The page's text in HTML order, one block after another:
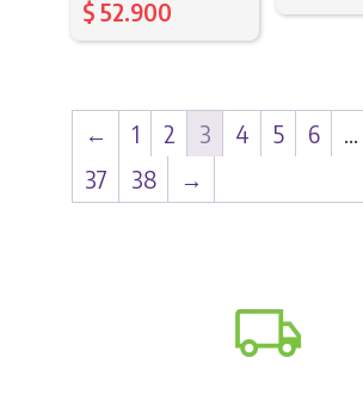
$ 52.900
← 1 2 3 4 5 6 …
37
38 →